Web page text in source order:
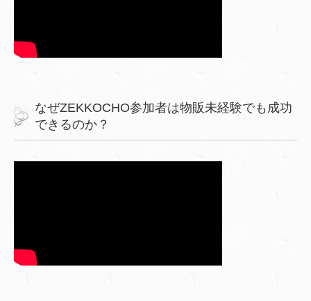
なぜZEKKOCHO参加者は物販未経験でも成功
できるのか？